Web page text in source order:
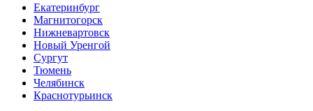
Екатеринбург
Магнитогорск
Нижневартовск
Новый Уренгой
Сургут
Тюмень
Челябинск
Краснотурьинск